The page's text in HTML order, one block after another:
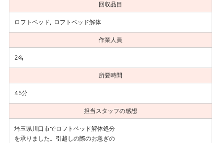
回収品目
ロフトベッド ロフトベッド解体
作業人員
2名
所要時間
45分
担当スタッフの感想
埼玉県川口市でロフトベッド解体処分
を承りました。引越しの際のお急ぎの